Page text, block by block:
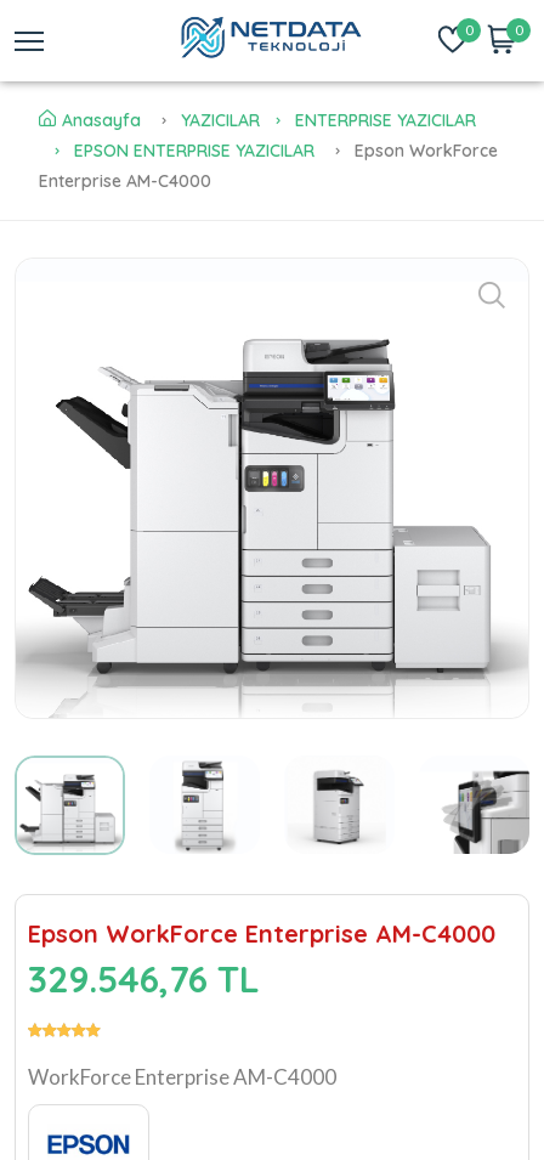
0 0
Anasayfa YAZICILAR
ENTERPRISE YAZICILAR
EPSON ENTERPRISE YAZICILAR
Epson WorkForce
Enterprise​ AM-C4000
Epson WorkForce Enterprise​ AM-C4000
329.546,76 TL
WorkForce Enterprise​ AM-C4000